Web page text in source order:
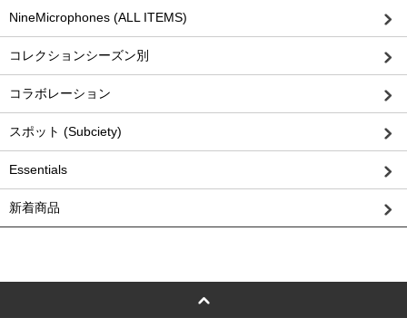
NineMicrophones (ALL ITEMS)
コレクションシーズン別
コラボレーション
スポット (Subciety)
Essentials
新着商品